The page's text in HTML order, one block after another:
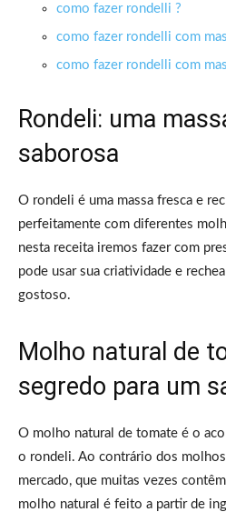
como fazer rondelli ?
como fazer rondelli com
como fazer rondelli com
Rondeli: uma
saborosa
O rondeli é uma massa fresca e
perfeitamente com diferentes
nesta receita iremos fazer com
pode usar sua criatividade e
gostoso.
Molho natural de
segredo para um
O molho natural de tomate é o
o rondeli. Ao contrário dos
mercado, que muitas vezes
molho natural é feito a partir de